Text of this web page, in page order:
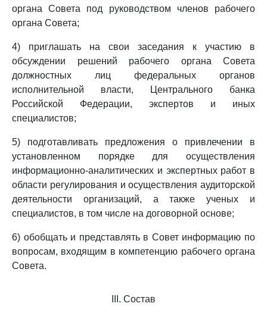
органа Совета под руководством членов рабочего
органа Совета;
4) приглашать на свои заседания к участию в
обсуждении решений рабочего органа Совета
должностных лиц федеральных органов
исполнительной власти, Центрального банка
Российской Федерации, экспертов и иных
специалистов;
5) подготавливать предложения о привлечении в
установленном порядке для осуществления
информационно-аналитических и экспертных работ в
области регулирования и осуществления аудиторской
деятельности организаций, а также ученых и
специалистов, в том числе на договорной основе;
6) обобщать и представлять в Совет информацию по
вопросам, входящим в компетенцию рабочего органа
Совета.
III. Состав